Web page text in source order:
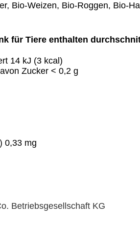
Bio-Weizen, Bio-Roggen, Bio-
für Tiere enthalten
14 kJ (3 kcal)
Zucker < 0,2 g
0,33 mg
Betriebsgesellschaft KG